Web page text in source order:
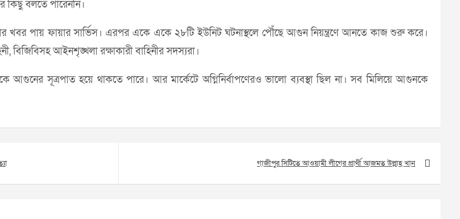
কিছু বলতে পারেননি।
খবর পায় ফায়ার সার্ভিস। এরপর একে একে ২৮টি ইউনিট ঘটনাস্থলে পৌঁছে আগুন নিয়ন্ত্রণে আনতে কাজ শুরু করে।
বিজিবিসহ আইনশৃঙ্খলা রক্ষাকারী বাহিনীর সদস্যরা।
আগুনের সূত্রপাত হয়ে থাকতে পারে। আর মার্কেটে অগ্নিনির্বাপণেরও ভালো ব্যবস্থা ছিল না। সব মিলিয়ে আগুনকে
গাজীপুর সিটিতে আওয়ামী লীগের প্রার্থী আজমত উল্লাহ খান